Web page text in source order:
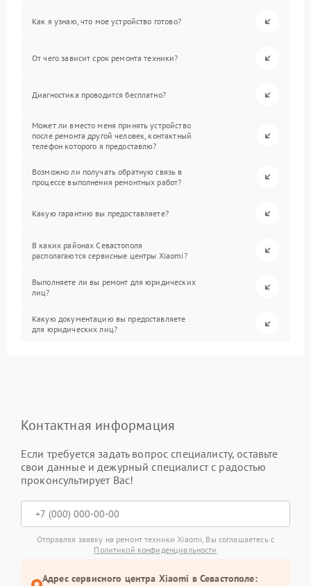
Как я узнаю, что мое устройство готово?
От чего зависит срок ремонта техники?
Диагностика проводится бесплатно?
Может ли вместо меня принять устройство
после ремонта другой человек, контактный
телефон которого я предоставлю?
Возможно ли получать обратную связь в
процессе выполнения ремонтных работ?
Какую гарантию вы предоставляете?
В каких районах Севастополя
располагаются сервисные центры Xiaomi?
Выполняете ли вы ремонт для юридических
лиц?
Какую документацию вы предоставляете
для юридических лиц?
Контактная информация
Если требуется задать вопрос специалисту, оставьте
свои данные и дежурный специалист с радостью
проконсультирует Вас!
Отправляя заявку на ремонт техники Xiaomi, Вы соглашаетесь с
Политикой конфиденциальности
Адрес сервисного центра Xiaomi в Севастополе: